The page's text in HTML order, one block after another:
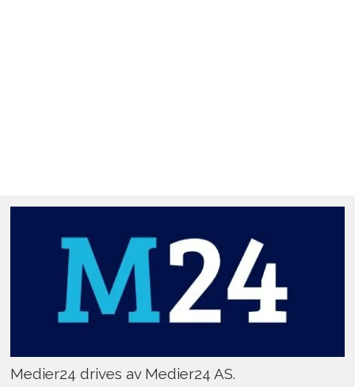
Medier24 drives av Medier24 AS.